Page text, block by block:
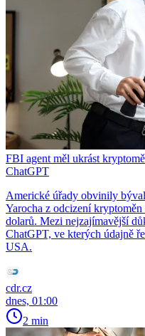
FBI agent měl ukrást
ChatGPT
Americké úřady obvinily
Yarocha z odcizení
dolarů. Mezi nejzajímavější
ChatGPT, ve kterých údajně
USA.
cdr.cz
dnes, 01:00
2 min